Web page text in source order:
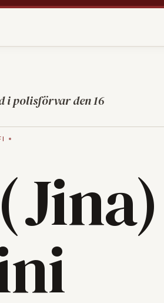
i polisförvar den 16